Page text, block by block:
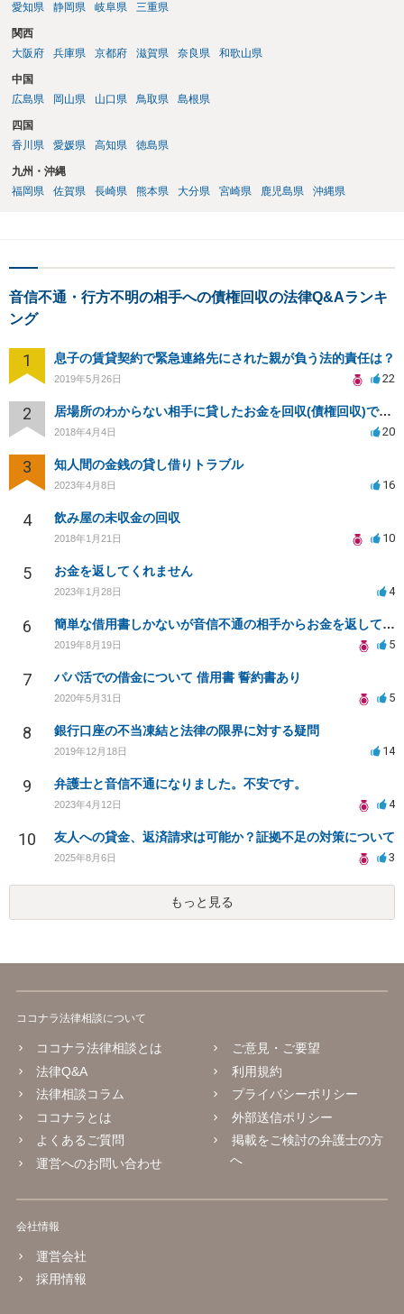
愛知県
静岡県 岐阜県 三重県
関西
大阪府
兵庫県 京都府 滋賀県 奈良県 和歌山県
中国
広島県
岡山県 山口県 鳥取県 島根県
四国
香川県
愛媛県 高知県 徳島県
九州・沖縄
福岡県
佐賀県 長崎県 熊本県 大分県 宮崎県 鹿児島県 沖縄県
音信不通・行方不明の相手への債権回収の法律Q&Aランキ
ング
1 息子の賃貸契約で緊急連絡先にされた親が負う法的責任は？
2019年5月26日 22
2 居場所のわからない相手に貸したお金を回収(債権回収)できますか？
2018年4月4日 20
3 知人間の金銭の貸し借りトラブル
2023年4月8日 16
4 飲み屋の未収金の回収
2018年1月21日 10
5 お金を返してくれません
2023年1月28日 4
6 簡単な借用書しかないが音信不通の相手からお金を返してもらうことは可能ですか？
2019年8月19日 5
7 パパ活での借金について 借用書 誓約書あり
2020年5月31日 5
8 銀行口座の不当凍結と法律の限界に対する疑問
2019年12月18日 14
9 弁護士と音信不通になりました。不安です。
2023年4月12日 4
10 友人への貸金、返済請求は可能か？証拠不足の対策について
2025年8月6日 3
もっと見る
ココナラ法律相談について
ココナラ法律相談とは
法律Q&A
法律相談コラム
ココナラとは
よくあるご質問
運営へのお問い合わせ
ご意見・ご要望
利用規約
プライバシーポリシー
外部送信ポリシー
掲載をご検討の弁護士の方
へ
会社情報
運営会社
採用情報